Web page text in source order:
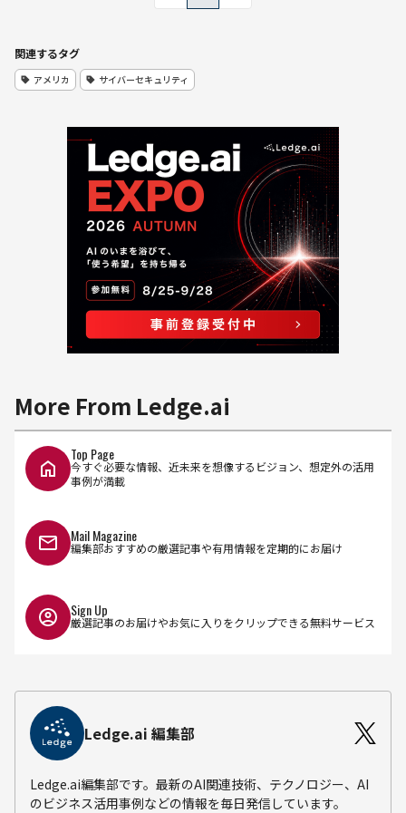
関連するタグ
アメリカ サイバーセキュリティ
More From Ledge.ai
Top Page
今すぐ必要な情報、近未来を想像するビジョン、想定外の活用
事例が満載
Mail Magazine
編集部おすすめの厳選記事や有用情報を定期的にお届け
Sign Up
厳選記事のお届けやお気に入りをクリップできる無料サービス
Ledge.ai 編集部
Ledge.ai編集部です。最新のAI関連技術、テクノロジー、AI
のビジネス活用事例などの情報を毎日発信しています。